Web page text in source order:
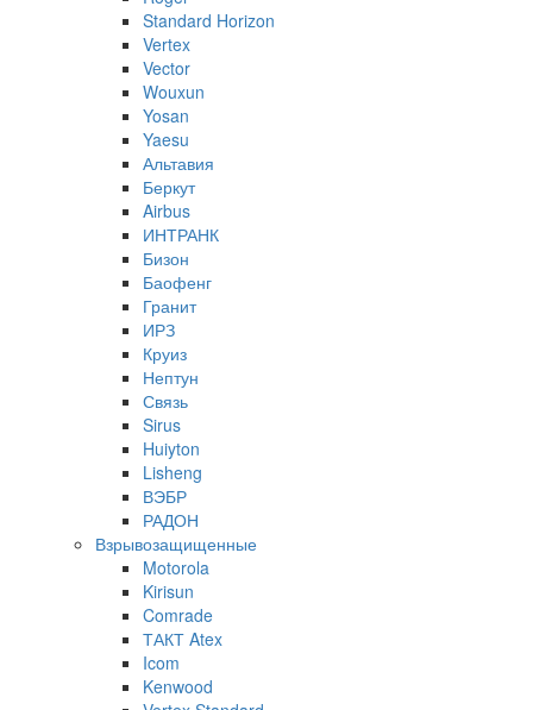
Standard Horizon
Vertex
Vector
Wouxun
Yosan
Yaesu
Альтавия
Беркут
Airbus
ИНТРАНК
Бизон
Баофенг
Гранит
ИРЗ
Круиз
Нептун
Связь
Sirus
Huiyton
Lisheng
ВЭБР
РАДОН
Взрывозащищенные
Motorola
Kirisun
Comrade
ТАКТ Atex
Icom
Kenwood